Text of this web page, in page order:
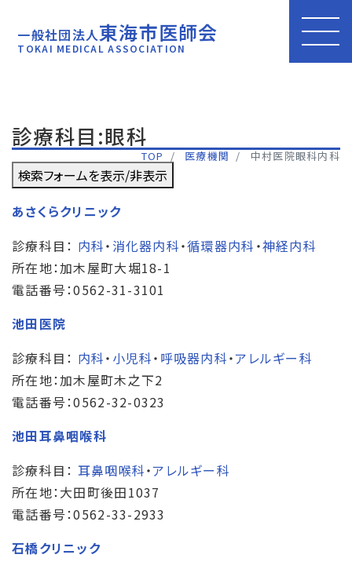
一般社団法人東海市医師会
TOKAI MEDICAL ASSOCIATION
診療科目:眼科
TOP 医療機関 中村医院眼科内科
検索フォームを表示/非表示
あさくらクリニック
診療科目： 内科・ 消化器内科・循環器内科 ・神経内科
所在地：加木屋町大堀18-1
電話番号：0562-31-3101
池田医院
診療科目： 内科・ 小児科・ 呼吸器内科・アレルギー科
所在地：加木屋町木之下2
電話番号：0562-32-0323
池田耳鼻咽喉科
診療科目： 耳鼻咽喉科・アレルギー科
所在地：大田町後田1037
電話番号：0562-33-2933
石橋クリニック